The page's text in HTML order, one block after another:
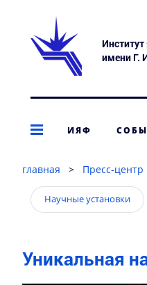
имени Г.
ИЯФ
главная > Пресс-центр
Научные установки
Уникальная